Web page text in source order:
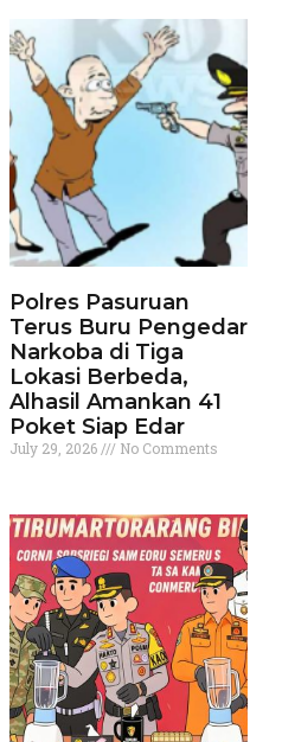
Polres Pasuruan
Terus Buru Pengedar
Narkoba di Tiga
Lokasi Berbeda,
Alhasil Amankan 41
Poket Siap Edar
July 29, 2026 No Comments